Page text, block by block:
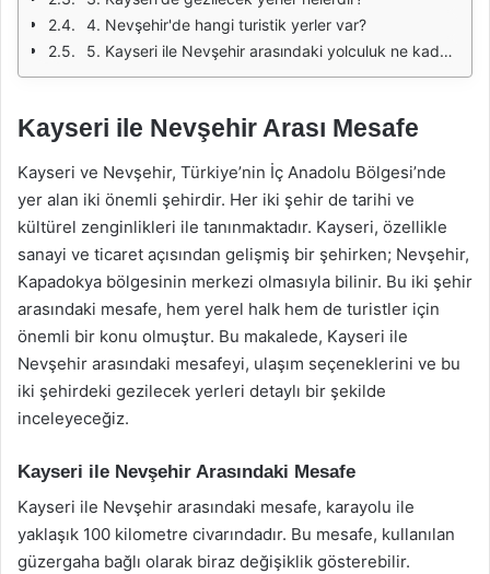
4. Nevşehir'de hangi turistik yerler var?
5. Kayseri ile Nevşehir arasındaki yolculuk ne kadar sürer?
Kayseri ile Nevşehir Arası Mesafe
Kayseri ve Nevşehir, Türkiye’nin İç Anadolu Bölgesi’nde
yer alan iki önemli şehirdir. Her iki şehir de tarihi ve
kültürel zenginlikleri ile tanınmaktadır. Kayseri, özellikle
sanayi ve ticaret açısından gelişmiş bir şehirken; Nevşehir,
Kapadokya bölgesinin merkezi olmasıyla bilinir. Bu iki şehir
arasındaki mesafe, hem yerel halk hem de turistler için
önemli bir konu olmuştur. Bu makalede, Kayseri ile
Nevşehir arasındaki mesafeyi, ulaşım seçeneklerini ve bu
iki şehirdeki gezilecek yerleri detaylı bir şekilde
inceleyeceğiz.
Kayseri ile Nevşehir Arasındaki Mesafe
Kayseri ile Nevşehir arasındaki mesafe, karayolu ile
yaklaşık 100 kilometre civarındadır. Bu mesafe, kullanılan
güzergaha bağlı olarak biraz değişiklik gösterebilir.